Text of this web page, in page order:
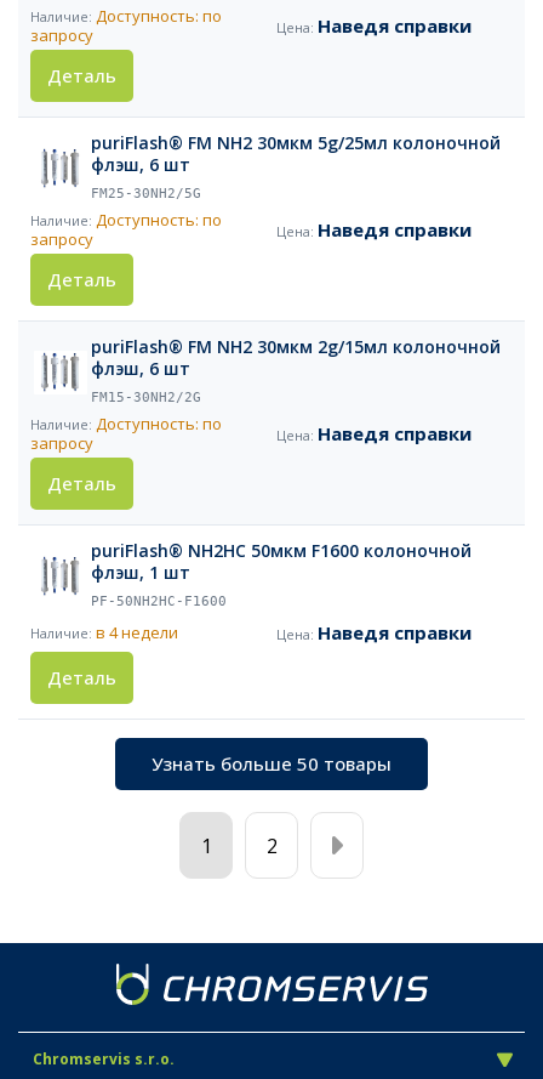
Доступность: по
запросу
Наведя справки
Деталь
puriFlash® FM NH2 30мкм 5g/25мл колоночной
флэш, 6 шт
FM25-30NH2/5G
Доступность: по
запросу
Наведя справки
Деталь
puriFlash® FM NH2 30мкм 2g/15мл колоночной
флэш, 6 шт
FM15-30NH2/2G
Доступность: по
запросу
Наведя справки
Деталь
puriFlash® NH2HC 50мкм F1600 колоночной
флэш, 1 шт
PF-50NH2HC-F1600
в 4 недели
Наведя справки
Деталь
Узнать больше 50 товары
1 2
Chromservis s.r.o.